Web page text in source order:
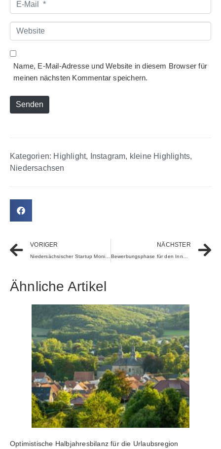
Mail
*Website
Name, E-Mail-Adresse und Website in diesem Browser für
meinen nächsten Kommentar speichern.
Senden
Kategorien: Highlight, Instagram, kleine Highlights,
Niedersachsen
VORIGER NÄCHSTER
Ähnliche Artikel
Optimistische Halbjahresbilanz für die Urlaubsregion